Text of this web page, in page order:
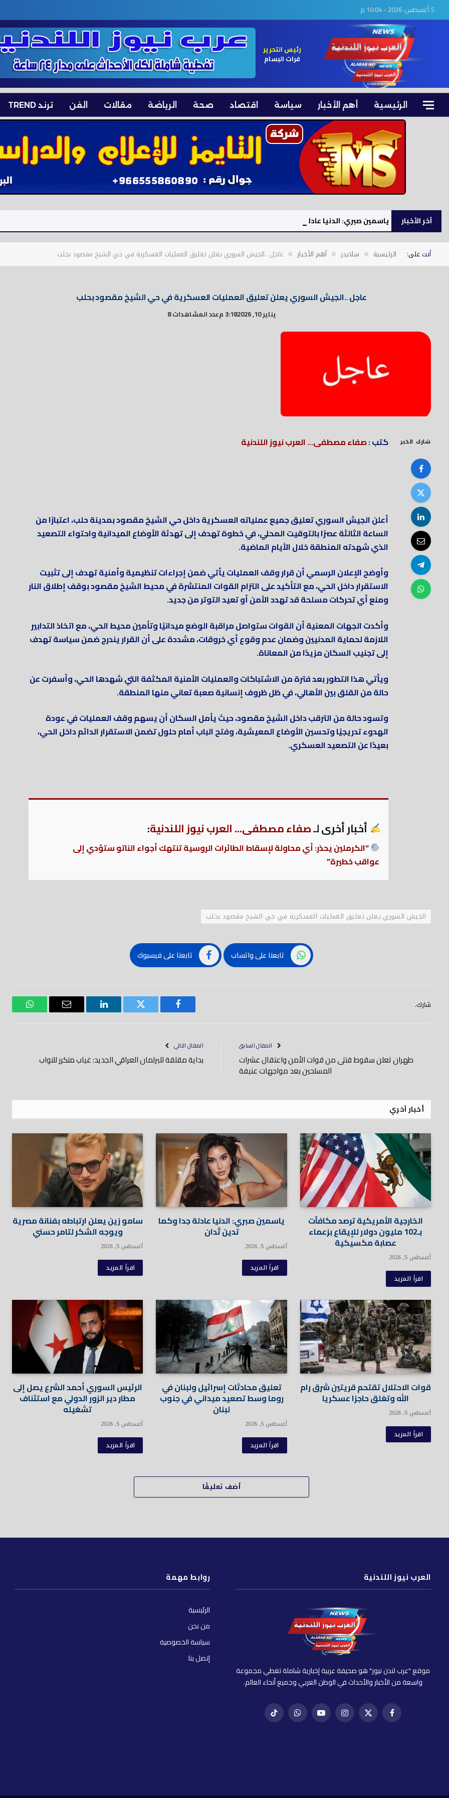
5 أغسطس، 2026 - 10:04 م
رئيس التحرير
فرات البسام
الرئيسية أهم الأخبار سياسة اقتصاد صحة الرياضة مقالات الفن ترند TREND
آخر الأخبار ياسمين صبري: الدنيا عادلة جدا وكما تدين تُدان
أنت على: الرئيسية » سلايدر » أهم الأخبار » عاجل ..الجيش السوري يعلن تعليق العمليات العسكرية في حي الشيخ مقصود بحلب
عاجل ..الجيش السوري يعلن تعليق العمليات العسكرية في حي الشيخ مقصود بحلب
يناير 10, 2026 3:18 م عدد المشاهدات 8
شارك الخبر كتب :صفاء مصطفى... العرب نيوز اللندنية
أعلن الجيش السوري تعليق جميع عملياته العسكرية داخل حي الشيخ مقصود بمدينة حلب، اعتبارًا من
الساعة الثالثة عصرًا بالتوقيت المحلي، في خطوة تهدف إلى تهدئة الأوضاع الميدانية واحتواء التصعيد
الذي شهدته المنطقة خلال الأيام الماضية.
وأوضح الإعلان الرسمي أن قرار وقف العمليات يأتي ضمن إجراءات تنظيمية وأمنية تهدف إلى تثبيت
الاستقرار داخل الحي، مع التأكيد على التزام القوات المنتشرة في محيط الشيخ مقصود بوقف إطلاق النار
ومنع أي تحركات مسلحة قد تهدد الأمن أو تعيد التوتر من جديد.
وأكدت الجهات المعنية أن القوات ستواصل مراقبة الوضع ميدانيًا وتأمين محيط الحي، مع اتخاذ التدابير
اللازمة لحماية المدنيين وضمان عدم وقوع أي خروقات، مشددة على أن القرار يندرج ضمن سياسة تهدف
إلى تجنيب السكان مزيدًا من المعاناة.
ويأتي هذا التطور بعد فترة من الاشتباكات والعمليات الأمنية المكثفة التي شهدها الحي، وأسفرت عن
حالة من القلق بين الأهالي، في ظل ظروف إنسانية صعبة تعاني منها المنطقة.
وتسود حالة من الترقب داخل الشيخ مقصود، حيث يأمل السكان أن يسهم وقف العمليات في عودة
الهدوء تدريجيًا وتحسين الأوضاع المعيشية، وفتح الباب أمام حلول تضمن الاستقرار الدائم داخل الحي،
بعيدًا عن التصعيد العسكري.
أخبار أخرى لـصفاء مصطفى... العرب نيوز اللندنية:
“الكرملين يحذر: أي محاولة لإسقاط الطائرات الروسية تنتهك أجواء الناتو ستؤدي إلى
عواقب خطيرة”
الجيش السوري يعلن تعليق العمليات العسكرية في حي الشيخ مقصود بحلب
تابعنا على واتساب تابعنا على فيسبوك
شارك.
فيسبوك تويتر لينكدود
بريد
واتساب
المقال السابق
طهران تعلن سقوط قتلى من قوات الأمن واعتقال عشرات
المسلحين بعد مواجهات عنيفة
المقال التالي
بداية مقلقة للبرلمان العراقي الجديد: غياب متكرر للنواب
أخبار آخري
الخارجية الأمريكية ترصد مكافآت
بـ102 مليون دولار للإيقاع بزعماء
عصابة مكسيكية
أغسطس 5, 2026
اقرأ المزيد
ياسمين صبري: الدنيا عادلة جدا وكما
تدين تُدان
أغسطس 5, 2026
اقرأ المزيد
سامو زين يعلن ارتباطه بفنانة مصرية
ويوجه الشكر لتامر حسني
أغسطس 5, 2026
اقرأ المزيد
قوات الاحتلال تقتحم قريتين شرق رام
الله وتغلق حاجزا عسكريا
أغسطس 5, 2026
اقرأ المزيد
تعليق محادثات إسرائيل ولبنان في
روما وسط تصعيد ميداني في جنوب
لبنان
أغسطس 5, 2026
اقرأ المزيد
الرئيس السوري أحمد الشرع يصل إلى
مطار دير الزور الدولي مع استئناف
تشغيله
أغسطس 5, 2026
اقرأ المزيد
أضف تعليقًا
العرب نيوز اللندنية
موقع "عرب لندن نيوز" هو صحيفة عربية إخبارية شاملة تغطي مجموعة
واسعة من الأخبار والأحداث في الوطن العربي وجميع أنحاء العالم.
فيسبوكX
إنستغراميوتيوب واتساب تيك
روابط مهمة
الرئيسية
من نحن
سياسة الخصوصية
إتصل بنا